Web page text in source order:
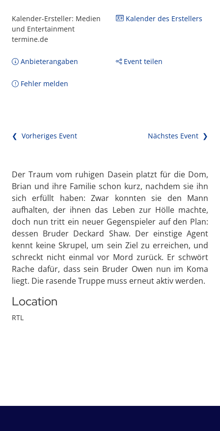
Kalender-Ersteller: Medien
und Entertainment
termine.de
Kalender des Erstellers
Anbieterangaben Event teilen
Fehler melden
❮ Vorheriges Event Nächstes Event ❯
Der Traum vom ruhigen Dasein platzt für die Dom,
Brian und ihre Familie schon kurz, nachdem sie ihn
sich erfüllt haben: Zwar konnten sie den Mann
aufhalten, der ihnen das Leben zur Hölle machte,
doch nun tritt ein neuer Gegenspieler auf den Plan:
dessen Bruder Deckard Shaw. Der einstige Agent
kennt keine Skrupel, um sein Ziel zu erreichen, und
schreckt nicht einmal vor Mord zurück. Er schwört
Rache dafür, dass sein Bruder Owen nun im Koma
liegt. Die rasende Truppe muss erneut aktiv werden.
Location
RTL